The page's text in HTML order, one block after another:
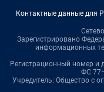
Контактные данные для
Зарегистрировано
информационных
Регистрационный номер и
ФС
Учредитель: Общество с